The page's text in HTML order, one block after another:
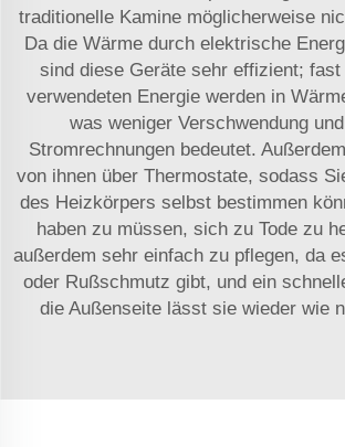
traditionelle Kamine möglicherweise
Da die Wärme durch elektrische
sind diese Geräte sehr effizient; fast
verwendeten Energie werden in
was weniger Verschwendung
Stromrechnungen bedeutet.
von ihnen über Thermostate, sodass
des Heizkörpers selbst bestimmen
haben zu müssen, sich zu Tode zu
außerdem sehr einfach zu pflegen, da
oder Rußschmutz gibt, und ein
die Außenseite lässt sie wieder wie